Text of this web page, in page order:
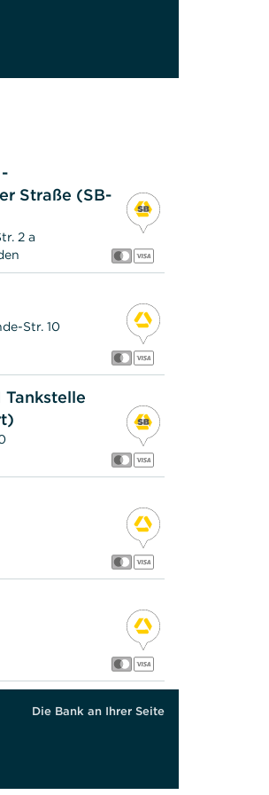
Straße (SB-
2 a
Str. 10
Die Bank an Ihrer Seite